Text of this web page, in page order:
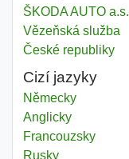
ŠKODA AUTO a.s.
Vězeňská služba
České republiky
Cizí jazyky
Německy
Anglicky
Francouzsky
Rusky